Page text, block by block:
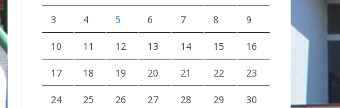
3 4 5 6 7 8 9
10 11 12 13 14 15 16
17 18 19 20 21 22 23
24 25 26 27 28 29 30